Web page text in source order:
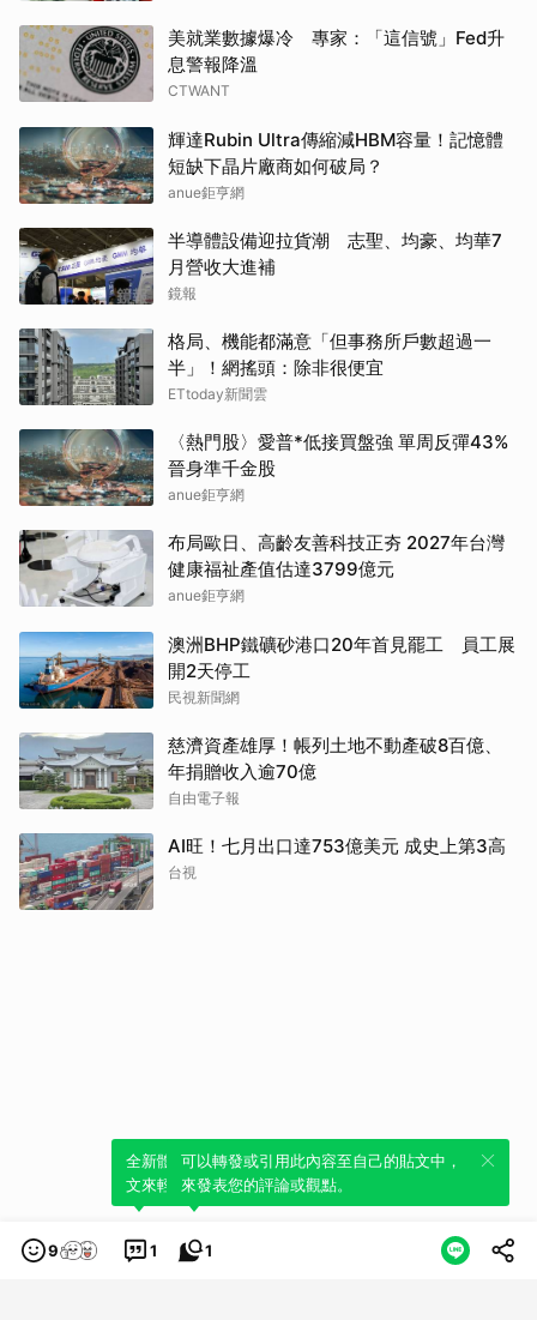
美就業數據爆冷 專家：「這信號」Fed升
息警報降溫
CTWANT
輝達Rubin Ultra傳縮減HBM容量！記憶體
短缺下晶片廠商如何破局？
anue鉅亨網
半導體設備迎拉貨潮 志聖、均豪、均華7
月營收大進補
鏡報
格局、機能都滿意「但事務所戶數超過一
半」！網搖頭：除非很便宜
ETtoday新聞雲
〈熱門股〉愛普*低接買盤強 單周反彈43%
晉身準千金股
anue鉅亨網
布局歐日、高齡友善科技正夯 2027年台灣
健康福祉產值估達3799億元
anue鉅亨網
澳洲BHP鐵礦砂港口20年首見罷工 員工展
開2天停工
民視新聞網
慈濟資產雄厚！帳列土地不動產破8百億、
年捐贈收入逾70億
自由電子報
AI旺！七月出口達753億美元 成史上第3高
台視
9 1
全新體驗！一鍵引用此內容，透過發布貼
文來輕鬆表達個人立場。
1
可以轉發或引用此內容至自己的貼文中，
來發表您的評論或觀點。